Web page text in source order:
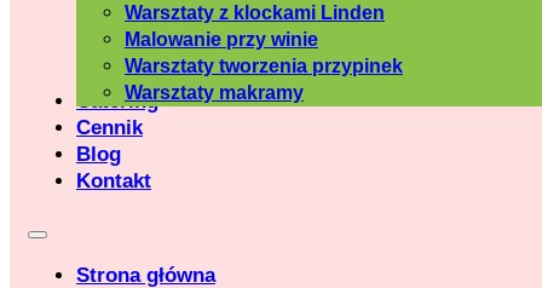
Warsztaty z klockami Linden
Malowanie przy winie
Warsztaty tworzenia przypinek
Warsztaty makramy
Catering
Cennik
Blog
Kontakt
Strona główna